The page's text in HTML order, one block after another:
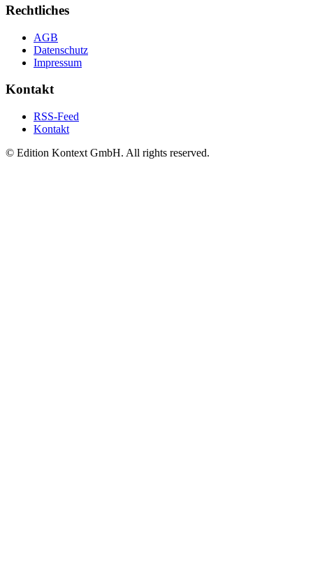
Rechtliches
AGB
Datenschutz
Impressum
Kontakt
RSS-Feed
Kontakt
© Edition Kontext GmbH. All rights reserved.